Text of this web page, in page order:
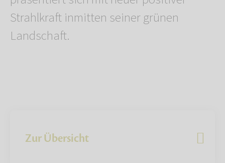
Strahlkraft inmitten seiner grünen
Landschaft.
Zur Übersicht